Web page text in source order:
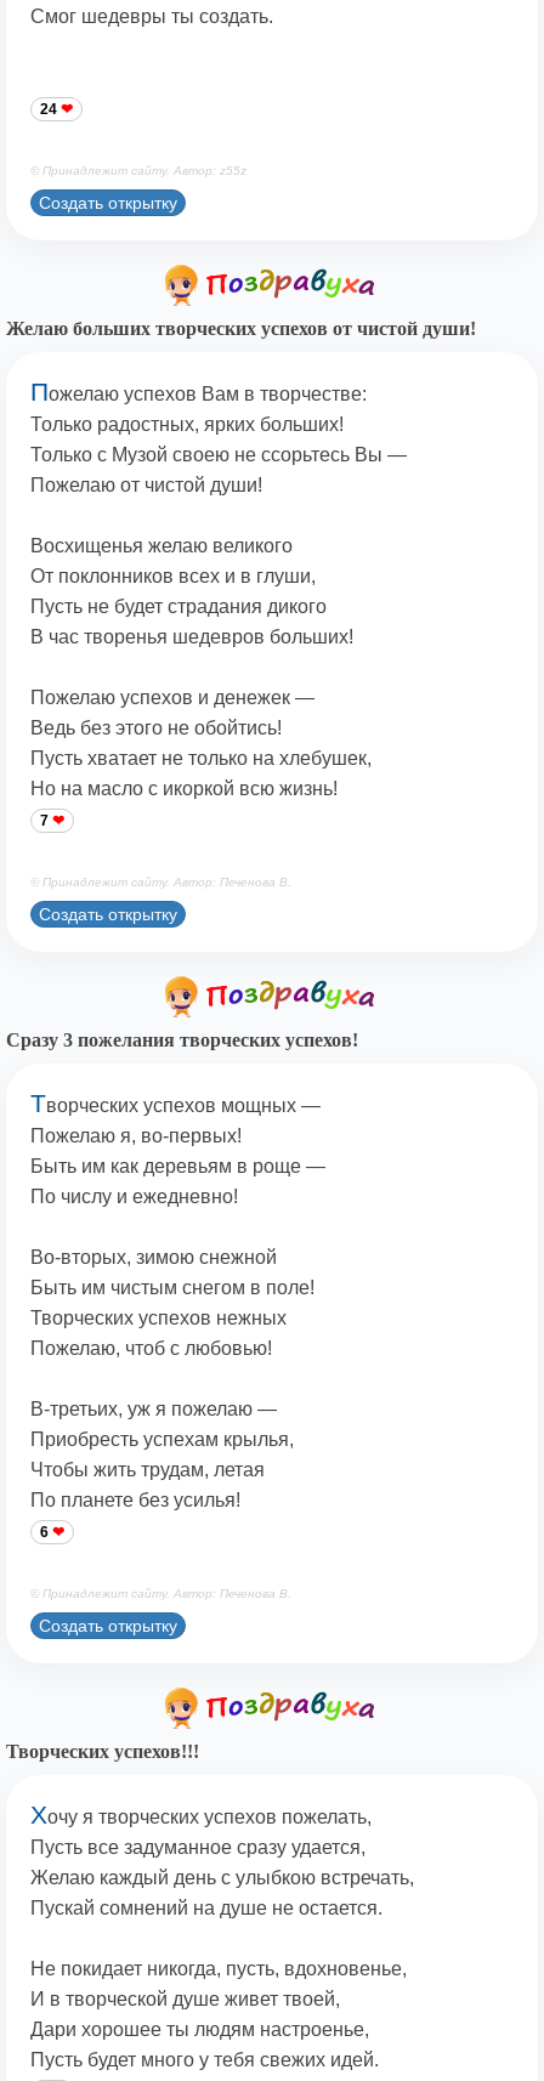
Смог шедевры ты создать.
24
© Принадлежит сайту. Автор: z55z
Создать открытку
Желаю больших творческих успехов от чистой души!
Пожелаю успехов Вам в творчестве:
Только радостных, ярких больших!
Только с Музой своею не ссорьтесь Вы —
Пожелаю от чистой души!
Восхищенья желаю великого
От поклонников всех и в глуши,
Пусть не будет страдания дикого
В час творенья шедевров больших!
Пожелаю успехов и денежек —
Ведь без этого не обойтись!
Пусть хватает не только на хлебушек,
Но на масло с икоркой всю жизнь!
7
© Принадлежит сайту. Автор: Печенова В.
Создать открытку
Сразу 3 пожелания творческих успехов!
Творческих успехов мощных —
Пожелаю я, во-первых!
Быть им как деревьям в роще —
По числу и ежедневно!
Во-вторых, зимою снежной
Быть им чистым снегом в поле!
Творческих успехов нежных
Пожелаю, чтоб с любовью!
В-третьих, уж я пожелаю —
Приобресть успехам крылья,
Чтобы жить трудам, летая
По планете без усилья!
6
© Принадлежит сайту. Автор: Печенова В.
Создать открытку
Творческих успехов!!!
Хочу я творческих успехов пожелать,
Пусть все задуманное сразу удается,
Желаю каждый день с улыбкою встречать,
Пускай сомнений на душе не остается.
Не покидает никогда, пусть, вдохновенье,
И в творческой душе живет твоей,
Дари хорошее ты людям настроенье,
Пусть будет много у тебя свежих идей.